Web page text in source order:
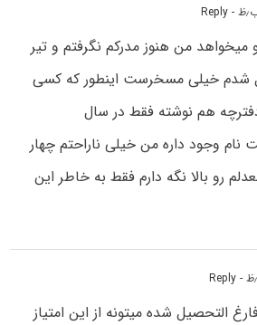
- Reply
من هنوز مدرکم نگرفتم و تیر
شدم خیلی مسخرست اینطور که کسی
هم نوشته فقط در سال
نام وجود داره من خیلی ناراحتم چهار
رو بالا نگه دارم فقط به خاطر این
- Reply
کسی که خرداد ۹۶فارغ التحصیل شده میتونه از این امتیاز